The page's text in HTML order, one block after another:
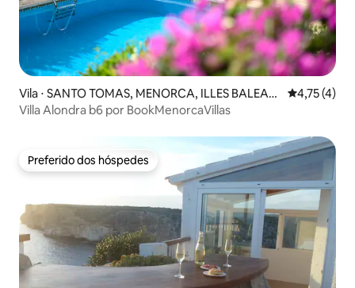
Vila ⋅ SANTO TOMAS, MENORCA, ILLES BALEAR
S
4,75 de
4,75 (4)
Villa Alondra b6 por BookMenorcaVillas
Preferido dos hóspedes
Preferido dos hóspedes